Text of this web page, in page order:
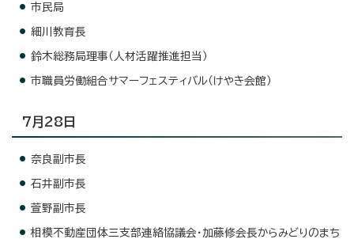
市民局
細川教育長
鈴木総務局理事（人材活躍推進担当）
市職員労働組合サマーフェスティバル（けやき会館）
7月28日
奈良副市長
石井副市長
萱野副市長
相模不動産団体三支部連絡協議会・加藤修会長からみどりのまち